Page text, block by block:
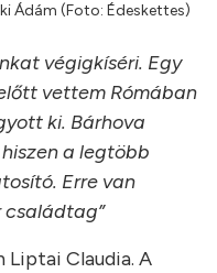
Ádám (Foto: Édeskettes)
végigkíséri. Egy
vettem Rómában
ki. Bárhova
a legtöbb
Erre van
családtag”
Liptai Claudia. A